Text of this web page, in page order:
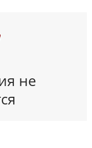
не